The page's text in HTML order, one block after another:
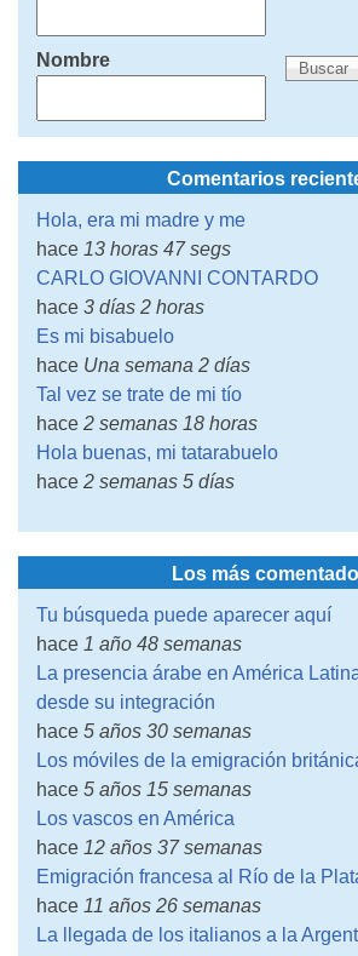
Nombre
Comentarios
Hola, era mi madre y me
hace 13 horas 47 segs
CARLO GIOVANNI CONTARDO
hace 3 días 2 horas
Es mi bisabuelo
hace Una semana 2 días
Tal vez se trate de mi tío
hace 2 semanas 18 horas
Hola buenas, mi tatarabuelo
hace 2 semanas 5 días
Los más
Tu búsqueda puede aparecer aquí
hace 1 año 48 semanas
La presencia árabe en América
desde su integración
hace 5 años 30 semanas
Los móviles de la emigración
hace 5 años 15 semanas
Los vascos en América
hace 12 años 37 semanas
Emigración francesa al Río de la
hace 11 años 26 semanas
La llegada de los italianos a la